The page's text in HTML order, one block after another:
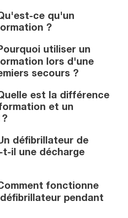
ce qu'un
?
utiliser un
lors d'une
secours ?
est la différence
et un
défibrillateur de
il une décharge
fonctionne
pendant